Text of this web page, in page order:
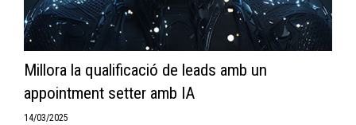
Millora la qualificació de leads amb un
appointment setter amb IA
14/03/2025